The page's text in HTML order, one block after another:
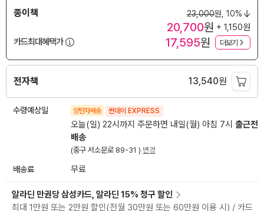
종이책 23,000원, 10%
20,700원 + 1,150원
카드최대혜택가
17,595원 더보기
전자책 13,540원
수령예상일 양탄자배송 썬데이 EXPRESS
오늘(일) 22시까지 주문하면 내일(월) 아침 7시 출근전
배송
(중구 서소문로 89-31 ) 변경
배송료 무료
알라딘 만권당 삼성카드, 알라딘 15% 청구 할인
최대 1만원 또는 2만원 할인(전월 30만원 또는 60만원 이용 시) / 카드